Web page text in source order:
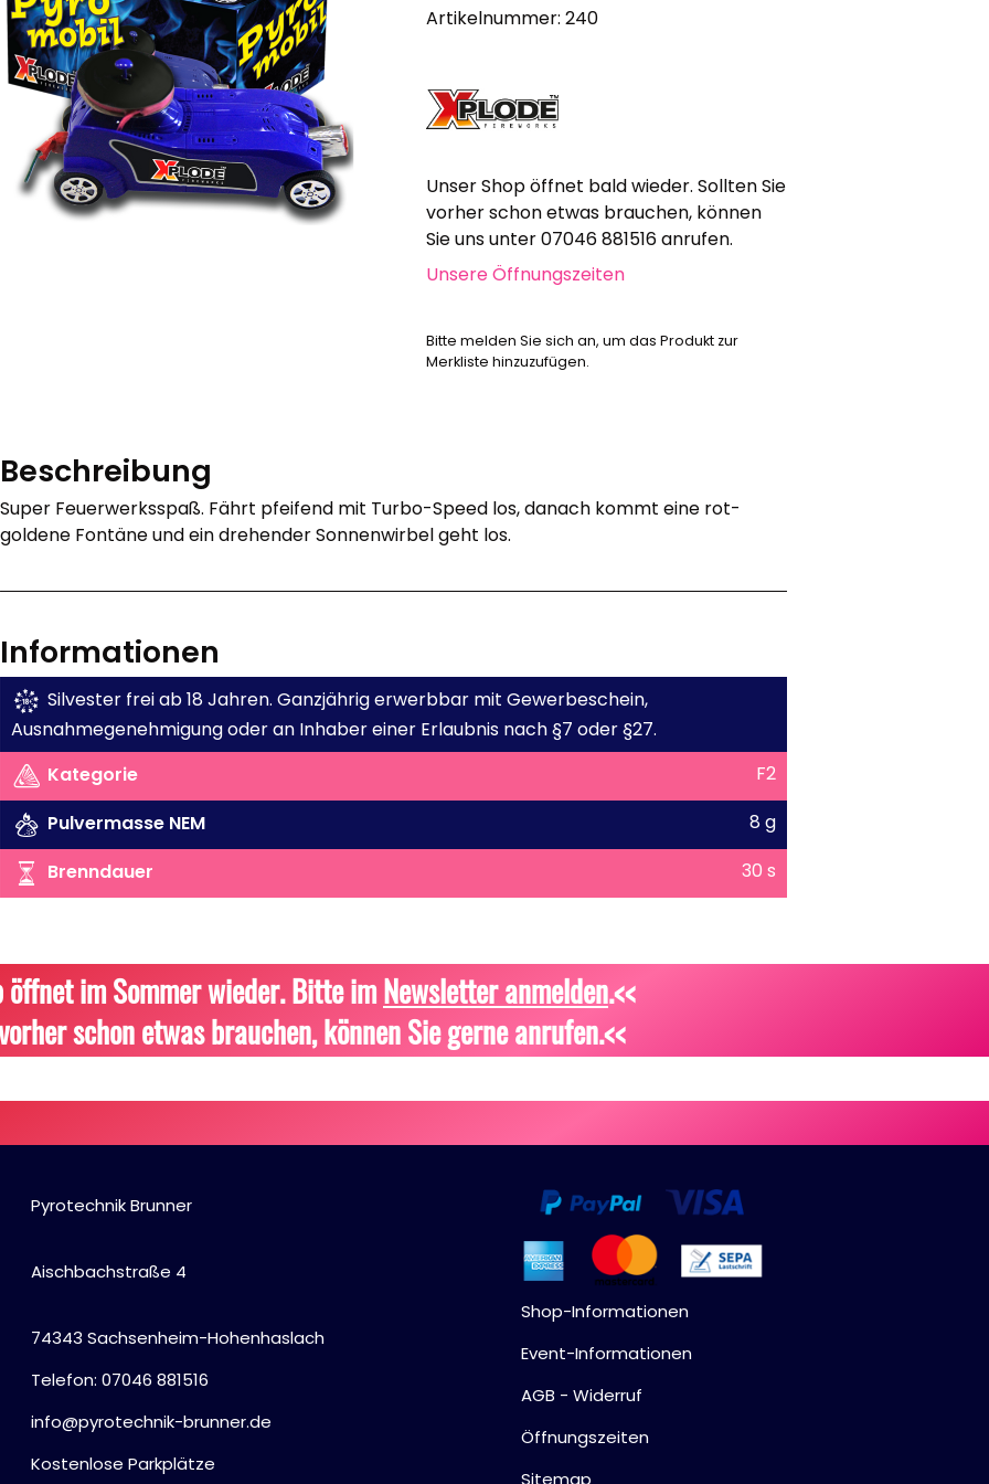
Hochzeit, Geburtstag, Party
Alle anzeigen
Feuerschriften
Indoor-Fontänen
Herz- und Konfetti-Shooter
Wunderkerzen, Fackeln
Tischfeuerwerk
Bekleidung
Attrappen
Geschenkgutscheine
Artikelnummer: 240
Unser Shop öffnet bald wieder. Sollten Sie
vorher schon etwas brauchen, können
Sie uns unter 07046 881516 anrufen.
Unsere Öffnungszeiten
Bitte melden Sie sich an, um das Produkt zur
Merkliste hinzuzufügen.
Beschreibung
Super Feuerwerksspaß. Fährt pfeifend mit Turbo-Speed los, danach kommt eine rot-
goldene Fontäne und ein drehender Sonnenwirbel geht los.
Informationen
Silvester frei ab 18 Jahren. Ganzjährig erwerbbar mit Gewerbeschein,
Ausnahmegenehmigung oder an Inhaber einer Erlaubnis nach §7 oder §27.
Kategorie
F2
Pulvermasse NEM
8 g
Brenndauer
30 s
öffnet im Sommer wieder. Bitte imNewsletter anmelden.<<
schon etwas brauchen, können Sie gerne anrufen.<<
Pyrotechnik Brunner
Aischbachstraße 4
74343 Sachsenheim-Hohenhaslach
Telefon: 07046 881516
info@pyrotechnik-brunner.de
Kostenlose Parkplätze
Shop-Informationen
Event-Informationen
AGB - Widerruf
Öffnungszeiten
Sitemap